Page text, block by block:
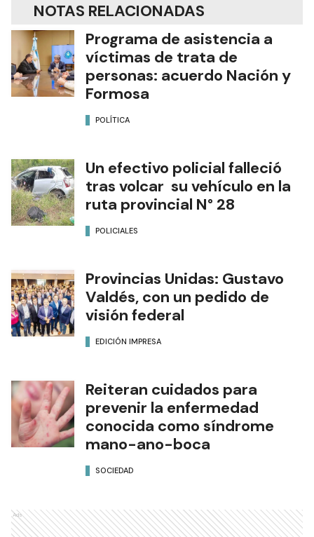
NOTAS RELACIONADAS
Programa de asistencia a
víctimas de trata de
personas: acuerdo Nación y
Formosa
POLÍTICA
Un efectivo policial falleció
tras volcar su vehículo en la
ruta provincial N° 28
POLICIALES
Provincias Unidas: Gustavo
Valdés, con un pedido de
visión federal
EDICIÓN IMPRESA
Reiteran cuidados para
prevenir la enfermedad
conocida como síndrome
mano-ano-boca
SOCIEDAD
Ads